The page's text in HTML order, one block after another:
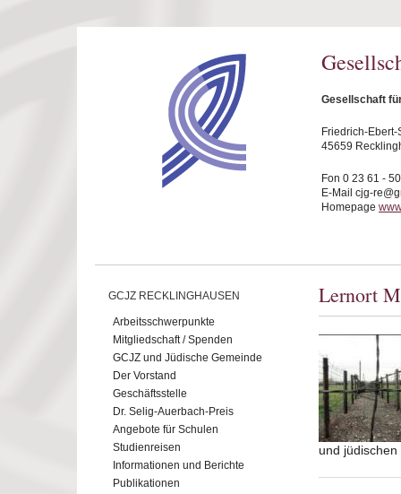
Gesellschaft
Friedrich-Ebert-
45659
Fon 0 23 61 -
E-Mail cjg-
Homepage
GCJZ RECKLINGHAUSEN
Arbeitsschwerpunkte
Mitgliedschaft / Spenden
GCJZ und Jüdische Gemeinde
Der Vorstand
Geschäftsstelle
Dr. Selig-Auerbach-Preis
Angebote für Schulen
Studienreisen
Informationen und Berichte
Publikationen
Lernort
und